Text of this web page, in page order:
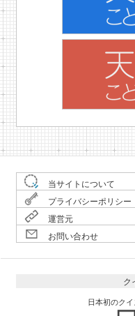
当サイトについて
プライバシーポリシー
運営元
お問い合わせ
ク
日本初のク